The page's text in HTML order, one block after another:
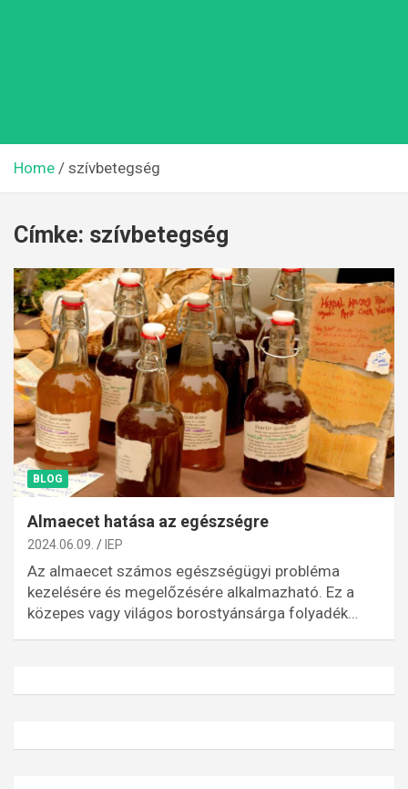
Home szívbetegség
Címke: szívbetegség
BLOG
Almaecet hatása az egészségre
2024.06.09. IEP
Az almaecet számos egészségügyi probléma
kezelésére és megelőzésére alkalmazható. Ez a
közepes vagy világos borostyánsárga folyadék…